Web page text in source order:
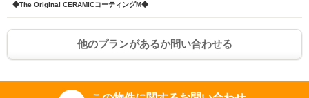
◆The Original CERAMICコーティングM◆
他のプランがあるか問い合わせる